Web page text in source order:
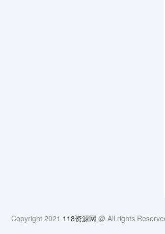
Copyright 2021 118资源网 @ All rights